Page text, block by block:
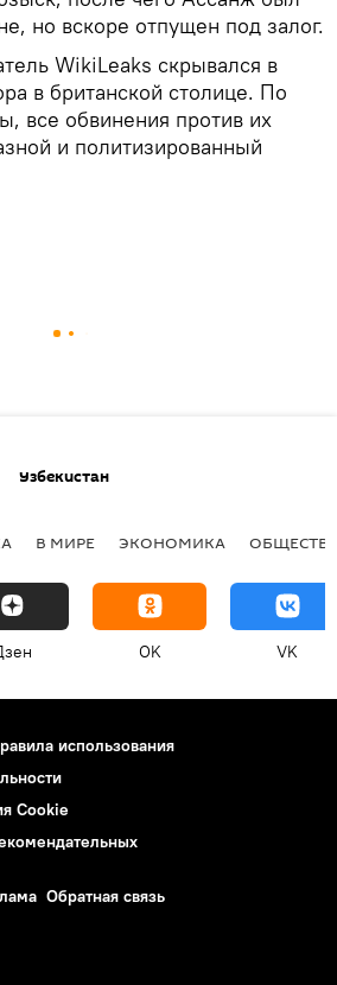
но вскоре отпущен под залог.
WikiLeaks скрывался в
в британской столице. По
все обвинения против их
и политизированный
Узбекистан
В МИРЕ ЭКОНОМИКА
OK VK
использования
Cookie
Обратная связь